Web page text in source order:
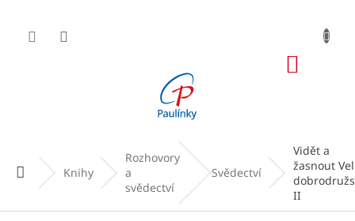
obsah
Domů Knihy
Rozhovory
a
svědectví
Svědectví
Vidět a
žasnout
II